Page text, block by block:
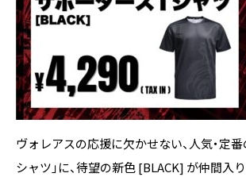
ヴォレアスの応援に欠かせない、人気・定
シャツ」に、待望の新色 [BLACK] が仲間入